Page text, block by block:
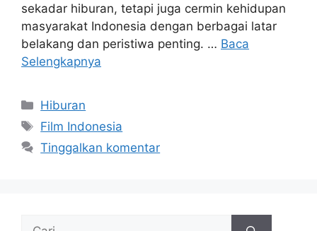
sekadar hiburan, tetapi juga cermin kehidupan
masyarakat Indonesia dengan berbagai latar
belakang dan peristiwa penting. … Baca
Selengkapnya
Kategori
Hiburan
Tag
Film Indonesia
Tinggalkan komentar
Cari